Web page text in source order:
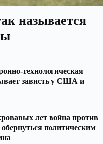
называется
технологическая
зависть у США и
лет война против
политическим